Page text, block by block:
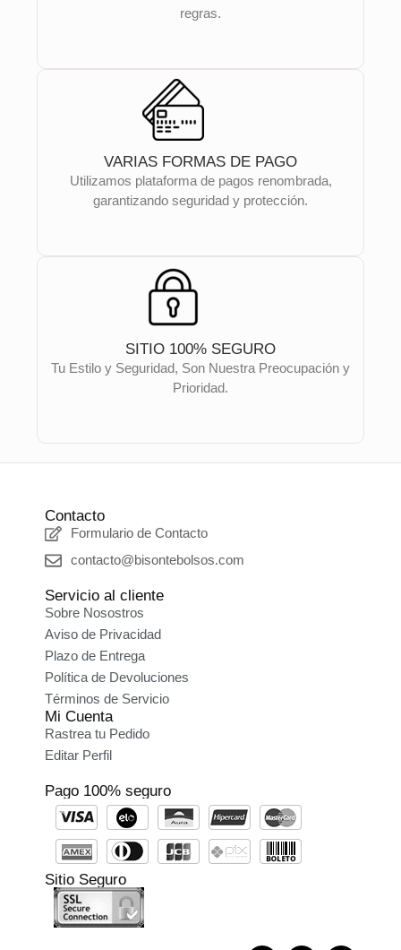
regras.
VARIAS FORMAS DE PAGO
Utilizamos plataforma de pagos renombrada,
garantizando seguridad y protección.
SITIO 100% SEGURO
Tu Estilo y Seguridad, Son Nuestra Preocupación y
Prioridad.
Contacto
Formulario de Contacto
contacto@bisontebolsos.com
Servicio al cliente
Sobre Nosostros
Aviso de Privacidad
Plazo de Entrega
Política de Devoluciones
Términos de Servicio
Mi Cuenta
Rastrea tu Pedido
Editar Perfil
Pago 100% seguro
Sitio Seguro